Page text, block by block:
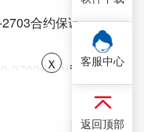
ｘ
合约保证
2703合约保
2702合约保
客服中心
返回顶部